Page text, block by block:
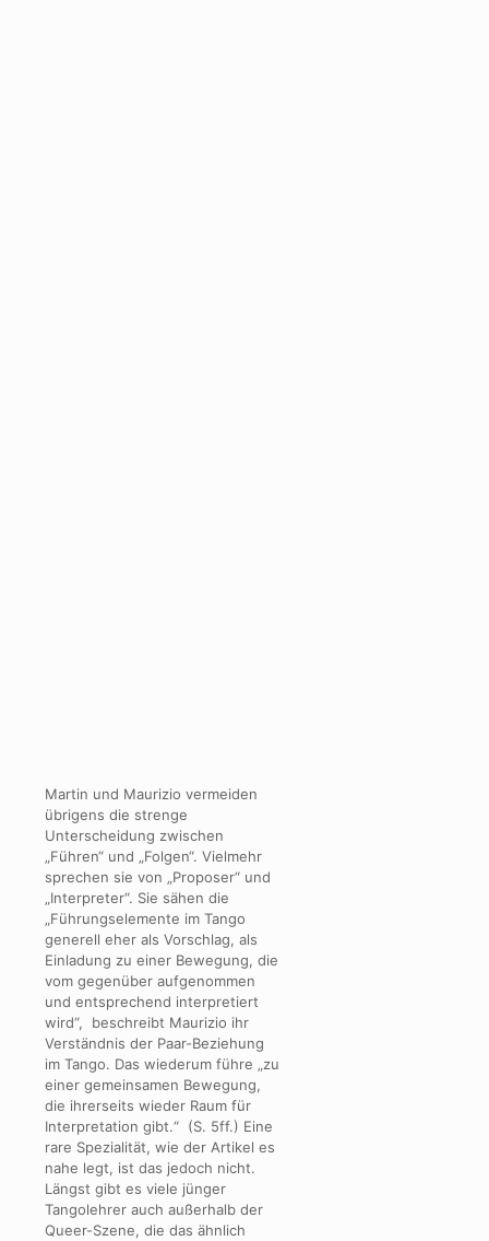
Martin und Maurizio vermeiden
übrigens die strenge
Unterscheidung zwischen
„Führen“ und „Folgen“. Vielmehr
sprechen sie von „Proposer“ und
„Interpreter“. Sie sähen die
„Führungselemente im Tango
generell eher als Vorschlag, als
Einladung zu einer Bewegung, die
vom gegenüber aufgenommen
und entsprechend interpretiert
wird“, beschreibt Maurizio ihr
Verständnis der Paar-Beziehung
im Tango. Das wiederum führe „zu
einer gemeinsamen Bewegung,
die ihrerseits wieder Raum für
Interpretation gibt.“ (S. 5ff.) Eine
rare Spezialität, wie der Artikel es
nahe legt, ist das jedoch nicht.
Längst gibt es viele jünger
Tangolehrer auch außerhalb der
Queer-Szene, die das ähnlich